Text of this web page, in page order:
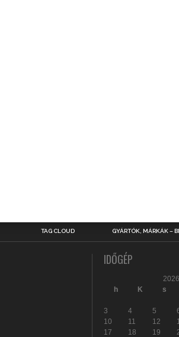
TAG CLOUD GYÁRTÓK, MÁRKÁK –
IDŐGÉP
h
K s
3
4 5
10
11 12
17
18 19